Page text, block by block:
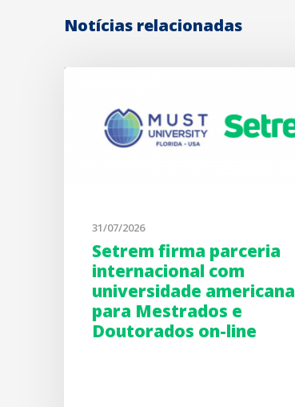
Notícias relacionadas
31/07/2026
Setrem firma parceria
internacional com
universidade americana
para Mestrados e
Doutorados on-line